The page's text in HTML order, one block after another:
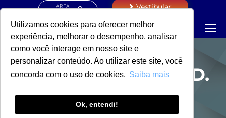
Utilizamos cookies para oferecer melhor
experiência, melhorar o desempenho, analisar
como você interage em nosso site e
personalizar conteúdo. Ao utilizar este site, você
concorda com o uso de cookies. Saiba mais
Ok, entendi!
ÁREA
Vestibular
PORTARIA - COORD.
DE CURSOS